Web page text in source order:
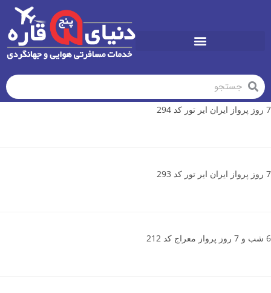
7 روز پرواز ایران ایر تور کد 294
7 روز پرواز ایران ایر تور کد 293
6 شب و 7 روز پرواز معراج کد 212